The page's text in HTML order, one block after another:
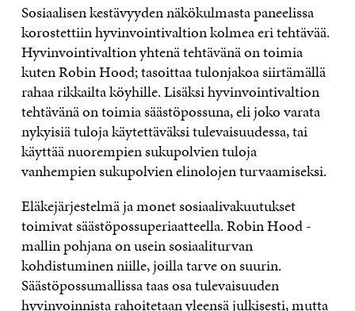
Sosiaalisen kestävyyden näkökulmasta paneelissa
korostettiin hyvinvointivaltion kolmea eri tehtävää.
Hyvinvointivaltion yhtenä tehtävänä on toimia
kuten Robin Hood; tasoittaa tulonjakoa siirtämällä
rahaa rikkailta köyhille. Lisäksi hyvinvointivaltion
tehtävänä on toimia säästöpossuna, eli joko varata
nykyisiä tuloja käytettäväksi tulevaisuudessa, tai
käyttää nuorempien sukupolvien tuloja
vanhempien sukupolvien elinolojen turvaamiseksi.
Eläkejärjestelmä ja monet sosiaalivakuutukset
toimivat säästöpossuperiaatteella. Robin Hood -
mallin pohjana on usein sosiaaliturvan
kohdistuminen niille, joilla tarve on suurin.
Säästöpossumallissa taas osa tulevaisuuden
hyvinvoinnista rahoitetaan yleensä julkisesti, mutta